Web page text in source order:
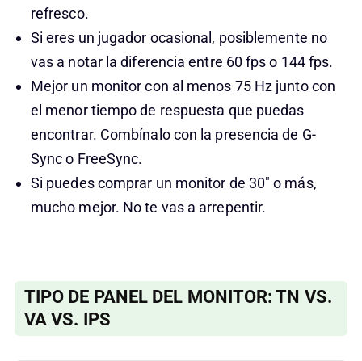
refresco.
Si eres un jugador ocasional, posiblemente no
vas a notar la diferencia entre 60 fps o 144 fps.
Mejor un monitor con al menos 75 Hz junto con
el menor tiempo de respuesta que puedas
encontrar. Combínalo con la presencia de G-
Sync o FreeSync.
Si puedes comprar un monitor de 30″ o más,
mucho mejor. No te vas a arrepentir.
TIPO DE PANEL DEL MONITOR: TN VS.
VA VS. IPS